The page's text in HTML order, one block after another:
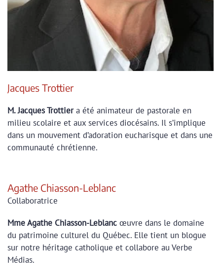
Jacques Trottier
M. Jacques Trottiera été animateur de pastorale en
milieu scolaire et aux services diocésains. Il s’implique
dans un mouvement d’adoration eucharisque et dans une
communauté chrétienne.
Agathe Chiasson-Leblanc
Collaboratrice
Mme Agathe Chiasson-Leblanc œuvre dans le domaine
du patrimoine culturel du Québec. Elle tient un blogue
sur notre héritage catholique et collabore au Verbe
Médias.